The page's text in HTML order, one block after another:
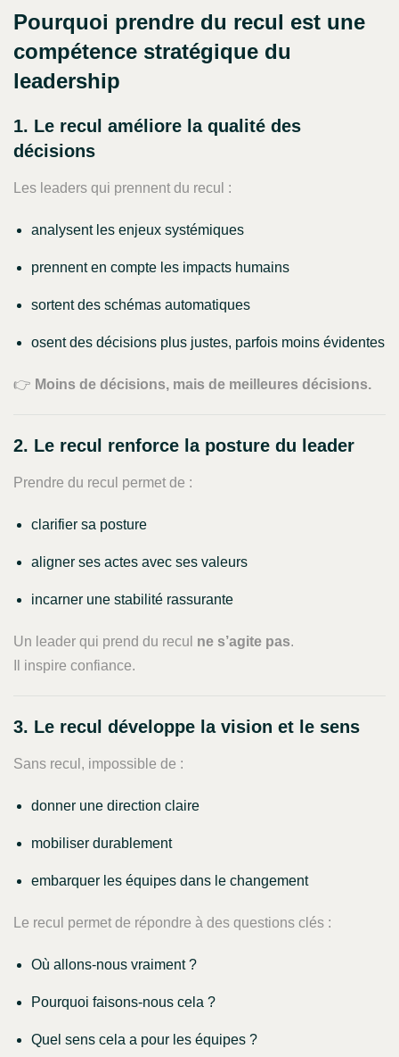
Pourquoi prendre du recul est une
compétence stratégique du
leadership
1. Le recul améliore la qualité des
décisions
Les leaders qui prennent du recul :
analysent les enjeux systémiques
prennent en compte les impacts humains
sortent des schémas automatiques
osent des décisions plus justes, parfois moins évidentes
👉 Moins de décisions, mais de meilleures décisions.
2. Le recul renforce la posture du leader
Prendre du recul permet de :
clarifier sa posture
aligner ses actes avec ses valeurs
incarner une stabilité rassurante
Un leader qui prend du recul ne s’agite pas.
Il inspire confiance.
3. Le recul développe la vision et le sens
Sans recul, impossible de :
donner une direction claire
mobiliser durablement
embarquer les équipes dans le changement
Le recul permet de répondre à des questions clés :
Où allons-nous vraiment ?
Pourquoi faisons-nous cela ?
Quel sens cela a pour les équipes ?